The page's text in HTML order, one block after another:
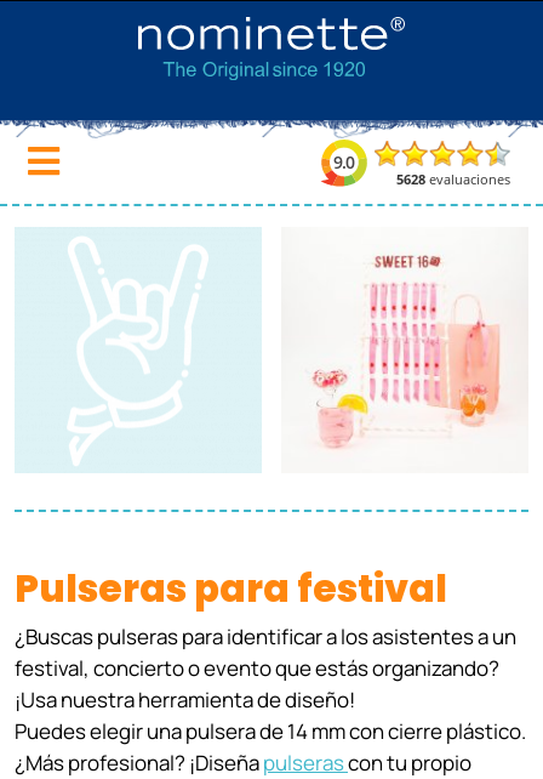
Pulseras para festival
¿Buscas pulseras para identificar a los asistentes a un
festival, concierto o evento que estás organizando?
¡Usa nuestra herramienta de diseño!
Puedes elegir una pulsera de 14 mm con cierre plástico.
¿Más profesional? ¡Diseñapulserascon tu propio